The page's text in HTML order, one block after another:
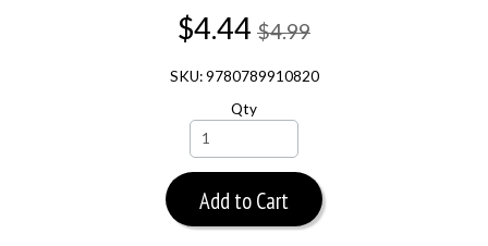
$4.44 $4.99
SKU: 9780789910820
Qty
Add to Cart